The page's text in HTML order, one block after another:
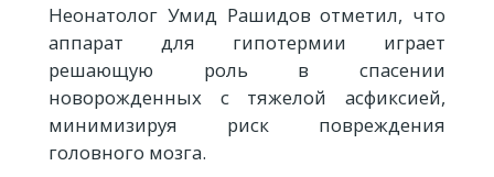
Неонатолог Умид Рашидов отметил, что
аппарат для гипотермии играет
решающую роль в спасении
новорожденных с тяжелой асфиксией,
минимизируя риск повреждения
головного мозга.